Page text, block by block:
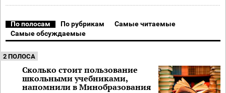
По полосам По рубрикам
Самые читаемые
Самые обсуждаемые
2 ПОЛОСА
Сколько стоит пользование
школьными учебниками,
напомнили в Минобразования